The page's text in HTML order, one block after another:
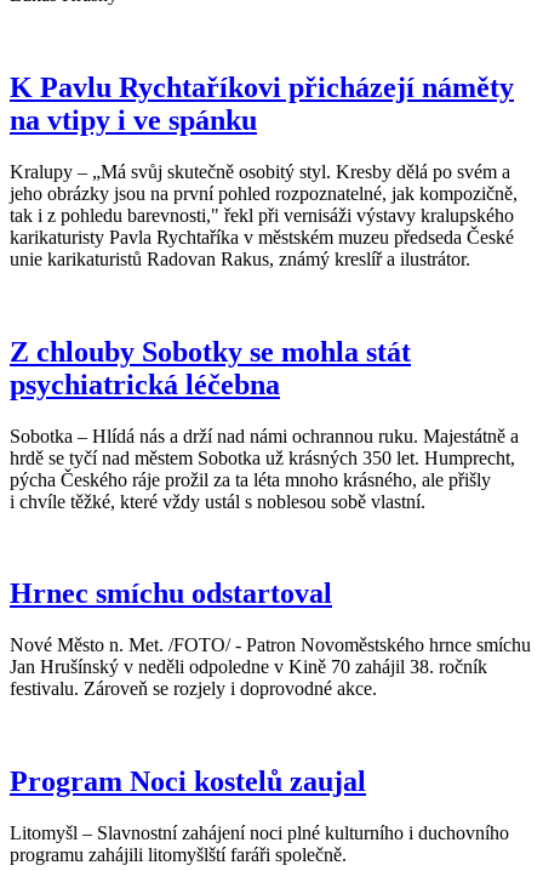
K Pavlu Rychtaříkovi přicházejí náměty
na vtipy i ve spánku
Kralupy – „Má svůj skutečně osobitý styl. Kresby dělá po svém a
jeho obrázky jsou na první pohled rozpoznatelné, jak kompozičně,
tak i z pohledu barevnosti," řekl při vernisáži výstavy kralupského
karikaturisty Pavla Rychtaříka v městském muzeu předseda České
unie karikaturistů Radovan Rakus, známý kreslíř a ilustrátor.
Z chlouby Sobotky se mohla stát
psychiatrická léčebna
Sobotka – Hlídá nás a drží nad námi ochrannou ruku. Majestátně a
hrdě se tyčí nad městem Sobotka už krásných 350 let. Humprecht,
pýcha Českého ráje prožil za ta léta mnoho krásného, ale přišly
i chvíle těžké, které vždy ustál s noblesou sobě vlastní.
Hrnec smíchu odstartoval
Nové Město n. Met. /FOTO/ - Patron Novoměstského hrnce smíchu
Jan Hrušínský v neděli odpoledne v Kině 70 zahájil 38. ročník
festivalu. Zároveň se rozjely i doprovodné akce.
Program Noci kostelů zaujal
Litomyšl – Slavnostní zahájení noci plné kulturního i duchovního
programu zahájili litomyšlští faráři společně.